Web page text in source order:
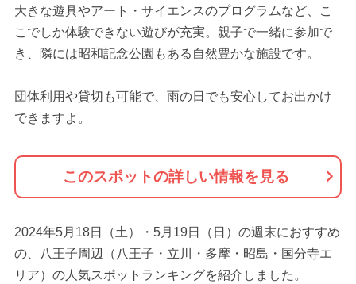
大きな遊具やアート・サイエンスのプログラムなど、こ
こでしか体験できない遊びが充実。親子で一緒に参加で
き、隣には昭和記念公園もある自然豊かな施設です。
団体利用や貸切も可能で、雨の日でも安心してお出かけ
できますよ。
このスポットの詳しい情報を見る
2024年5月18日（土）・5月19日（日）の週末におすすめ
の、八王子周辺（八王子・立川・多摩・昭島・国分寺エ
リア）の人気スポットランキングを紹介しました。